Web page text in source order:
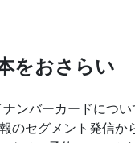
をおさらい